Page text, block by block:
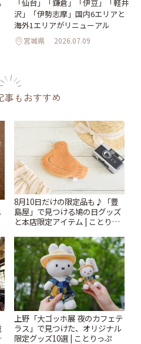
「仙台」「鎌倉」「伊豆」「軽井
沢」「伊勢志摩」国内6エリアと
海外1エリアがリニューアル
宮城県 2026.07.09
事もおすすめ
8月10日だけの限定品も♪「豊
島屋」で見つける鳩の日グッズ
と本店限定アイテム | ことりっ
上野「大ゴッホ展 夜のカフェテ
ラス」で見つけた、オリジナル
限定グッズ10選 | ことりっぷ